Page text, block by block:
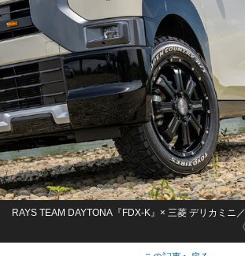
RAYS TEAM DAYTONA『FDX-K』× 三菱 デリカミニ